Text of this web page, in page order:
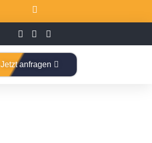
Jetzt anfragen